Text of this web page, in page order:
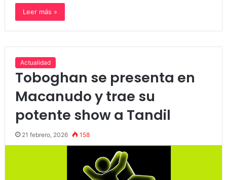
Leer más »
Actualidad
Toboghan se presenta en
Macanudo y trae su
potente show a Tandil
21 febrero, 2026 158